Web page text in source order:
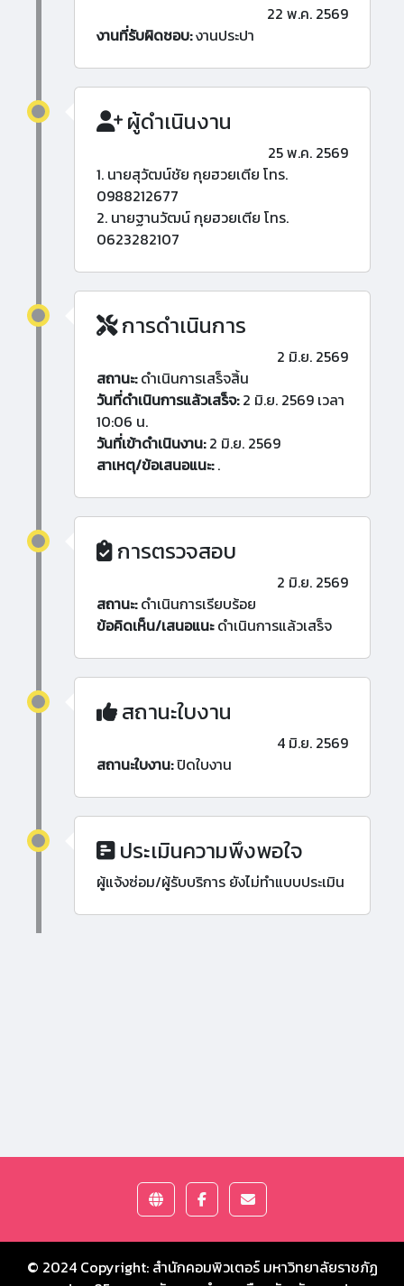
22 พ.ค. 2569
งานที่รับผิดชอบ:งานประปา
ผู้ดำเนินงาน
25 พ.ค. 2569
1. นายสุวัฒน์ชัย กุยฮวยเตีย โทร.
0988212677
2. นายฐานวัฒน์ กุยฮวยเตีย โทร.
0623282107
การดำเนินการ
2 มิ.ย. 2569
สถานะ:ดำเนินการเสร็จสิ้น
วันที่ดำเนินการแล้วเสร็จ:2 มิ.ย. 2569 เวลา
10:06 น.
วันที่เข้าดำเนินงาน:2 มิ.ย. 2569
สาเหตุ/ข้อเสนอแนะ:.
การตรวจสอบ
2 มิ.ย. 2569
สถานะ:ดำเนินการเรียบร้อย
ข้อคิดเห็น/เสนอแนะดำเนินการแล้วเสร็จ
สถานะใบงาน
4 มิ.ย. 2569
สถานะใบงาน:ปิดใบงาน
ประเมินความพึงพอใจ
ผู้แจ้งซ่อม/ผู้รับบริการ ยังไม่ทำแบบประเมิน
© 2024 Copyright: สำนักคอมพิวเตอร์ มหาวิทยาลัยราชภัฏ